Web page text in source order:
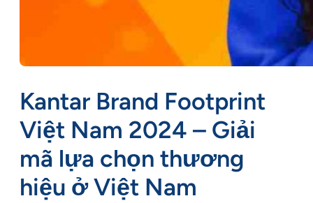
Kantar Brand Footprint
Việt Nam 2024 – Giải
mã lựa chọn thương
hiệu ở Việt Nam